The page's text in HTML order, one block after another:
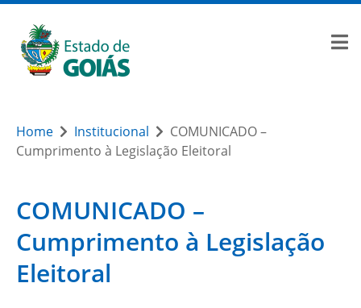
Home Institucional
COMUNICADO –
Cumprimento à Legislação Eleitoral
COMUNICADO –
Cumprimento à Legislação
Eleitoral